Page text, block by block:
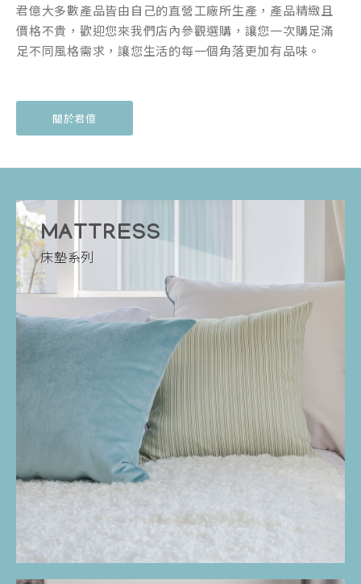
君億大多數產品皆由自己的直營工廠所生產，產品精緻且
價格不貴，歡迎您來我們店內參觀選購，讓您一次購足滿
足不同風格需求，讓您生活的每一個角落更加有品味。
關於君億
MATTRESS
床墊系列